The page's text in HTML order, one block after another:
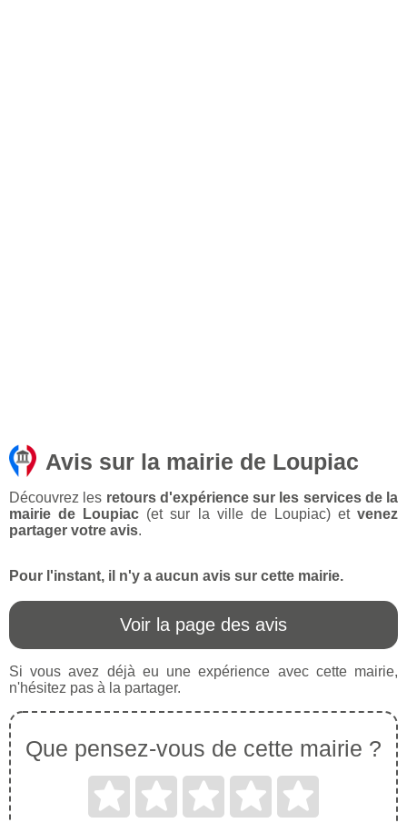
Avis sur la mairie de Loupiac
Découvrez les retours d'expérience sur les services de la
mairie de Loupiac (et sur la ville de Loupiac) etvenez
partager votre avis.
Pour l'instant, il n'y a aucun avis sur cette mairie.
Voir la page des avis
Si vous avez déjà eu une expérience avec cette mairie,
n'hésitez pas à la partager.
Que pensez-vous de cette mairie ?